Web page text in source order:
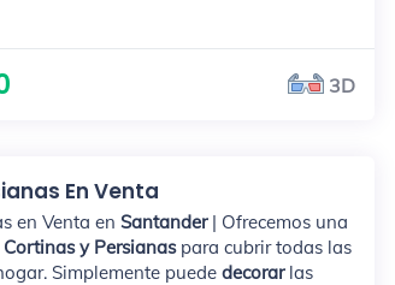
3D
En Venta
en Venta en Santander| Ofrecemos una
Cortinas y Persianaspara cubrir todas las
Simplemente puede decorarlas